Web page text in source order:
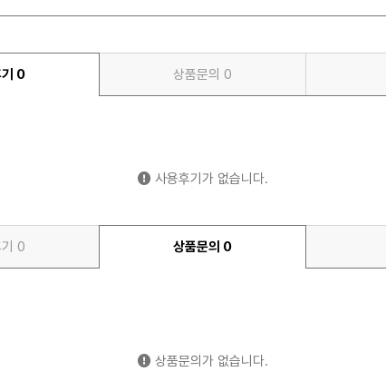
0 상품문의 0
사용후기가 없습니다.
0 상품문의 0
상품문의가 없습니다.